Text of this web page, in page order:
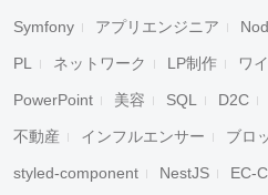
Symfony アプリエンジニア
PL ネットワーク LP制作 ワ
PowerPoint 美容 SQL D2C
不動産 インフルエンサー ブロ
styled-component NestJS EC-